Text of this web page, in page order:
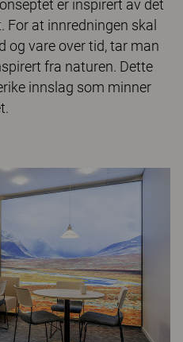
er inspirert av det
For at innredningen skal
og vare over tid, tar man
fra naturen. Dette
innslag som minner